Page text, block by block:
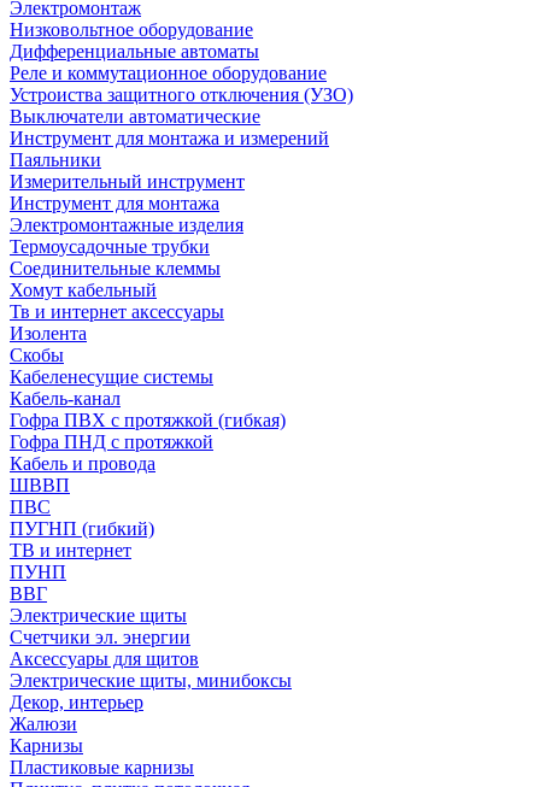
Электромонтаж
Низковольтное оборудование
Дифференциальные автоматы
Реле и коммутационное оборудование
Устроиства защитного отключения (УЗО)
Выключатели автоматические
Инструмент для монтажа и измерений
Паяльники
Измерительный инструмент
Инструмент для монтажа
Электромонтажные изделия
Термоусадочные трубки
Соединительные клеммы
Хомут кабельный
Тв и интернет аксессуары
Изолента
Скобы
Кабеленесущие системы
Кабель-канал
Гофра ПВХ с протяжкой (гибкая)
Гофра ПНД с протяжкой
Кабель и провода
ШВВП
ПВС
ПУГНП (гибкий)
ТВ и интернет
ПУНП
ВВГ
Электрические щиты
Счетчики эл. энергии
Аксессуары для щитов
Электрические щиты, минибоксы
Декор, интерьер
Жалюзи
Карнизы
Пластиковые карнизы